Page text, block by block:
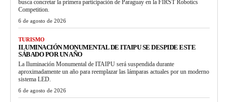
busca concretar la primera participación de Paraguay en la FIRST Robotics
Competition.
6 de agosto de 2026
TURISMO
ILUMINACIÓN MONUMENTAL DE ITAIPU SE DESPIDE ESTE
SÁBADO POR UN AÑO
La Iluminación Monumental de ITAIPU será suspendida durante
aproximadamente un año para reemplazar las lámparas actuales por un moderno
sistema LED.
6 de agosto de 2026